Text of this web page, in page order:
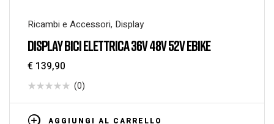
Ricambi e Accessori, Display
DISPLAY BICI ELETTRICA 36V 48V 52V EBIKE
€ 139,90
(0)
AGGIUNGI AL CARRELLO